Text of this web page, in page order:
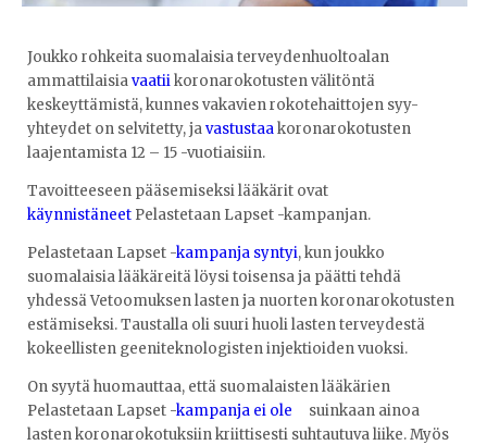
Joukko rohkeita suomalaisia terveydenhuoltoalan
ammattilaisiavaatiikoronarokotusten välitöntä
keskeyttämistä, kunnes vakavien rokotehaittojen syy-
yhteydet on selvitetty, javastustaakoronarokotusten
laajentamista 12 – 15 -vuotiaisiin.
Tavoitteeseen pääsemiseksi lääkärit ovat
käynnistäneet Pelastetaan Lapset -kampanjan.
Pelastetaan Lapset -kampanja syntyi, kun joukko
suomalaisia lääkäreitä löysi toisensa ja päätti tehdä
yhdessä Vetoomuksen lasten ja nuorten koronarokotusten
estämiseksi. Taustalla oli suuri huoli lasten terveydestä
kokeellisten geeniteknologisten injektioiden vuoksi.
On syytä huomauttaa, että suomalaisten lääkärien
Pelastetaan Lapset -kampanja ei ole suinkaan ainoa
lasten koronarokotuksiin kriittisesti suhtautuva liike. Myös